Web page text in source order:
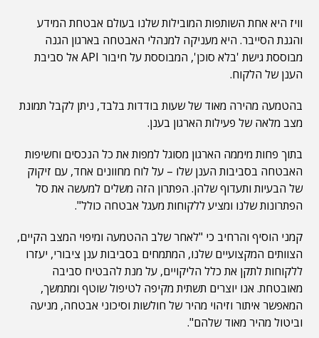
וויז היא אחת השותפות המובילות שלנו בעולם אבטחת המידע
והגנת הסייבר. היא מעניקה למנהלי האבטחה בארגון הגנה
מבוססת גישת 'בלא סוכן', המבוססת על חיבור API אל סביבת
הענן של הלקוח.
בהטמעה מהירה מאוד של שעות בודדות בלבד, ניתן לקבל תמונת
מצב מלאה של פעילות הארגון בענן.
בתוך פחות מיממה הארגון מסוגל למפות את כל הנכסים וחשיפות
האבטחה בסביבות הענן שלו – על לוח מחוונים אחד, עם זיקוק
של הבעיות ותעדוף שלהן. הפתרון הזה משלים למעשה את סל
הפתרונות שלנו ומציע ללקוחות מעגל אבטחה כולל".
קמני הוסיף והרחיב כי "לאחר שלב ההטמעה ומיפוי המצב הקיים,
הצוותים המקצועיים שלנו, המתמחים בסביבות ענן ציבורי, יעזרו
ללקוחות לתקן את כלל הליקויים, על מנת להבטיח סביבה
מאובטחת. אנו יוצרים תשתית מקיפה לטיפול שוטף ומתמשך,
המאפשר איתור וזיהוי מהיר של חולשות וסיכוני אבטחה, מניעה
וביטול מהיר מאוד שלהם".